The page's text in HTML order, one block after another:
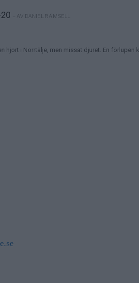
– AV DANIEL RÄMSELL
hjort i Norrtälje, men missat djuret. En